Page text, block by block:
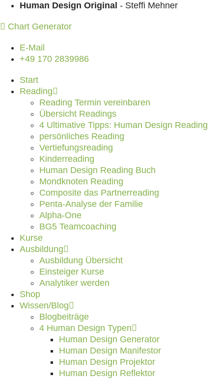
Human Design Original - Steffi Mehner
Chart Generator
E-Mail
+49 170 2839986
Start
Reading
Reading Termin vereinbaren
Übersicht Readings
4 Ultimative Tipps: Human Design Reading
persönliches Reading
Vertiefungsreading
Kinderreading
Human Design Reading Buch
Mondknoten Reading
Composite das Partnerreading
Penta-Analyse der Familie
Alpha-One
BG5 Teamcoaching
Kurse
Ausbildung
Ausbildung Übersicht
Einsteiger Kurse
Analytiker werden
Shop
Wissen/Blog
Blogbeiträge
4 Human Design Typen
Human Design Generator
Human Design Manifestor
Human Design Projektor
Human Design Reflektor